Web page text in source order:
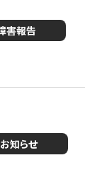
害報告
お知らせ